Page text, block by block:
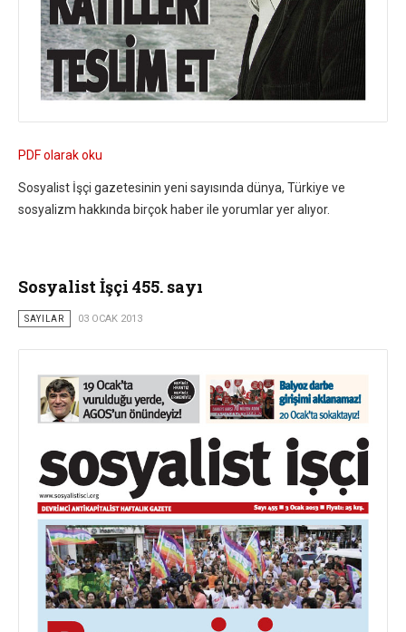
PDF olarak oku
Sosyalist İşçi gazetesinin yeni sayısında dünya, Türkiye ve
sosyalizm hakkında birçok haber ile yorumlar yer alıyor.
Sosyalist İşçi 455. sayı
SAYILAR 03 OCAK 2013